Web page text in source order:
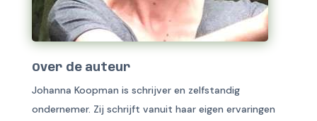
Over de auteur
Johanna Koopman is schrijver en zelfstandig
ondernemer. Zij schrijft vanuit haar eigen ervaringen